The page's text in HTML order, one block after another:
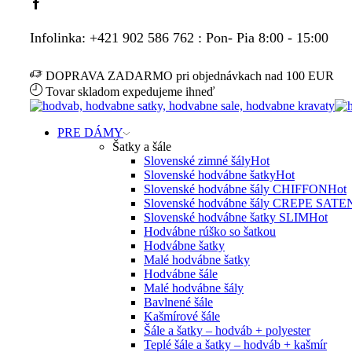
Facebook
Infolinka: +421 902 586 762 : Pon- Pia 8:00 - 15:00
DOPRAVA ZADARMO pri objednávkach nad 100 EUR
Tovar skladom expedujeme ihneď
PRE DÁMY
Šatky a šále
Slovenské zimné šályHot
Slovenské hodvábne šatkyHot
Slovenské hodvábne šály CHIFFONHot
Slovenské hodvábne šály CREPE
Slovenské hodvábne šatky SLIMHot
Hodvábne rúško so šatkou
Hodvábne šatky
Malé hodvábne šatky
Hodvábne šále
Malé hodvábne šály
Bavlnené šále
Kašmírové šále
Šále a šatky – hodváb + polyester
Teplé šále a šatky – hodváb + kašmír